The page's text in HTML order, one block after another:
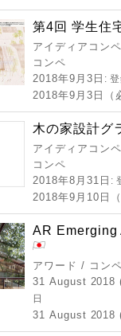
第4回 学生住
アイディアコン
コンペ
2018年9月3日 :
2018年9月3日（
木の家設計グ
アイディアコン
コンペ
2018年8月31日 :
2018年9月10日
AR
アワード / コン
31 August 2018
日
31 August